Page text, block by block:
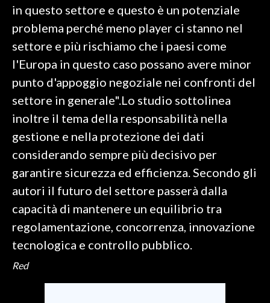
in questo settore e questo è un potenziale
problema perché meno player ci stanno nel
settore e più rischiamo che i paesi come
l'Europa in questo caso possano avere minor
punto d'appoggio negoziale nei confronti del
settore in generale".Lo studio sottolinea
inoltre il tema della responsabilità nella
gestione e nella protezione dei dati
considerando sempre più decisivo per
garantire sicurezza ed efficienza. Secondo gli
autori il futuro del settore passerà dalla
capacità di mantenere un equilibrio tra
regolamentazione, concorrenza, innovazione
tecnologica e controllo pubblico.
Red